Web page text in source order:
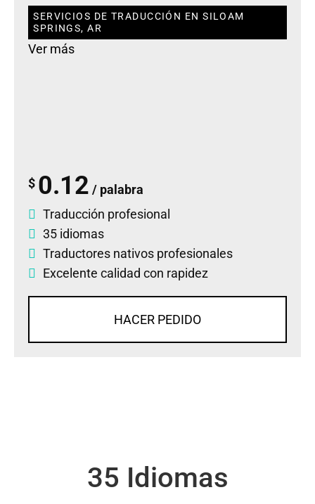
SERVICIOS DE TRADUCCIÓN EN SILOAM
SPRINGS, AR
Ver más
$ 0.12 / palabra
Traducción profesional
35 idiomas
Traductores nativos profesionales
Excelente calidad con rapidez
HACER PEDIDO
35 Idiomas